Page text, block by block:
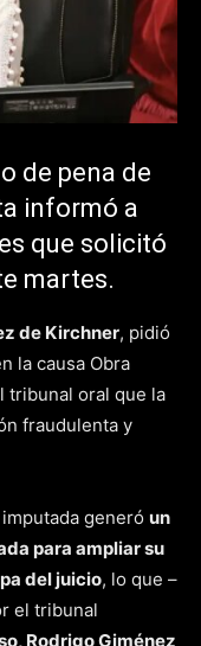
de pena de
informó a
que solicitó
martes.
de Kirchner, pidió
la causa Obra
tribunal oral que la
fraudulenta y
generó un
para ampliar su
del juicio, lo que –
el tribunal
Rodrigo Giménez